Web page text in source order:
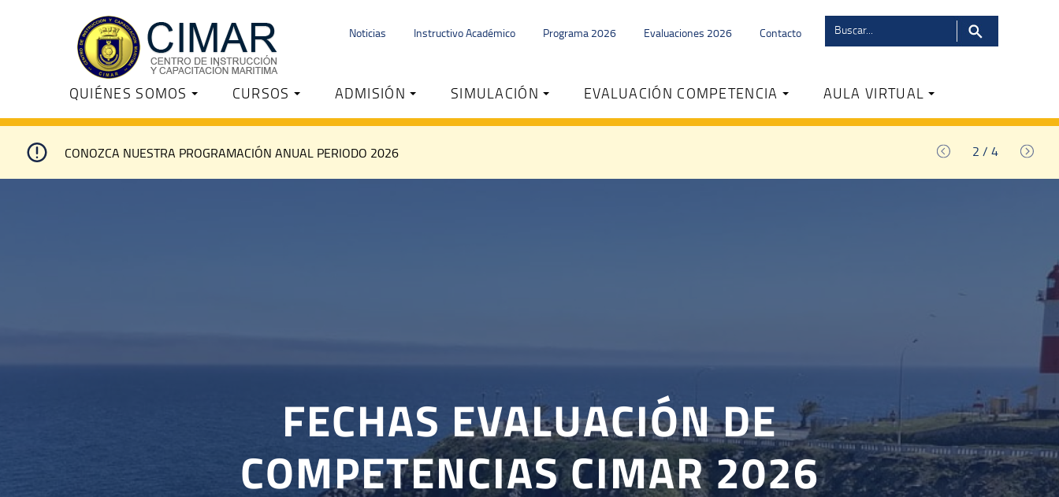
Noticias Instructivo Académico Programa 2026 Evaluaciones 2026 Contacto
QUIÉNES SOMOS CURSOS ADMISIÓN SIMULACIÓN EVALUACIÓN COMPETENCIA AULA VIRTUAL
CONOZCA NUESTRA PROGRAMACIÓN ANUAL PERIODO 2026 2 / 4
PROGRAMA ANUAL DE ACTIVIDADES
CIMAR 2026